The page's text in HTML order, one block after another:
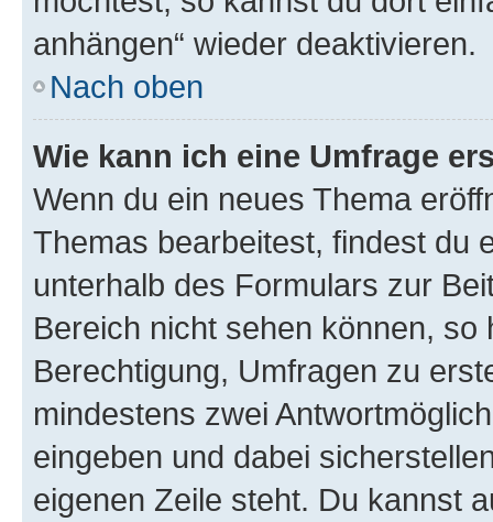
anhängen“ wieder deaktivieren.
Nach oben
Wie kann ich eine Umfrage
Wenn du ein neues Thema
Themas bearbeitest, findest du
unterhalb des Formulars zur
Bereich nicht sehen können,
Berechtigung, Umfragen zu
mindestens zwei
eingeben und dabei
eigenen Zeile steht. Du kannst